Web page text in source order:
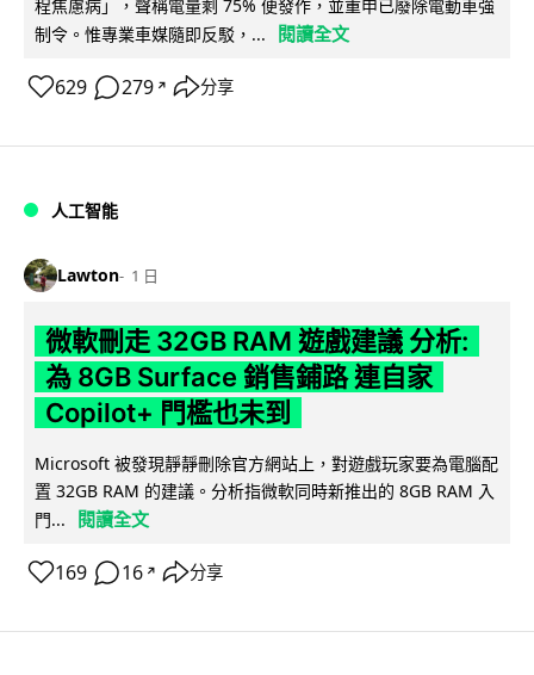
程焦慮病」，聲稱電量剩 75% 便發作，並重申已廢除電動車強
制令。惟專業車媒隨即反駁，...
閱讀全文
629 279 ↗ 分享
人工智能
Lawton 1 日
微軟刪走 32GB RAM 遊戲建議 分析:
為 8GB Surface 銷售鋪路 連自家
Copilot+ 門檻也未到
Microsoft 被發現靜靜刪除官方網站上，對遊戲玩家要為電腦配
置 32GB RAM 的建議。分析指微軟同時新推出的 8GB RAM 入
門...
閱讀全文
169 16 ↗ 分享